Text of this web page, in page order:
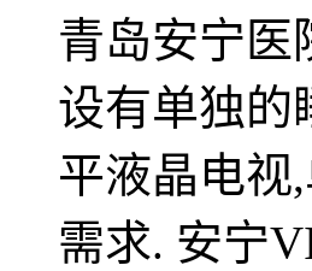
青岛安宁医
设有单独的
平液晶电视
需求. 安宁